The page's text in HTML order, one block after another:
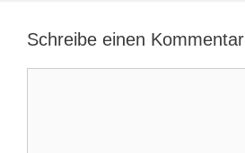
Schreibe einen Kommentar